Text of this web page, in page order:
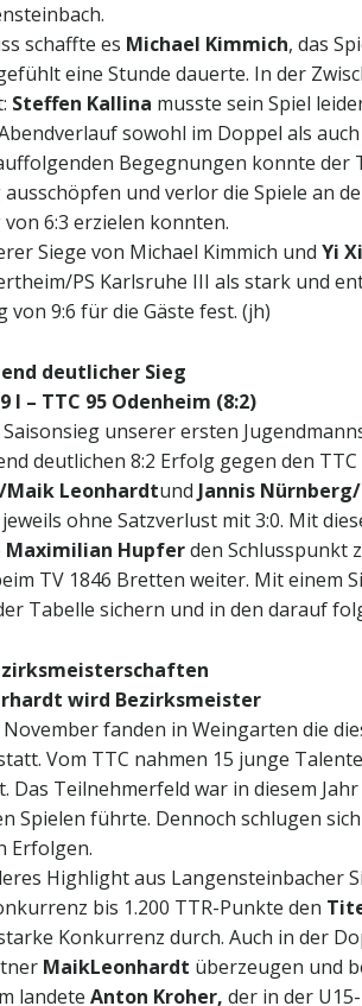
schaffte es Michael Kimmich, das
eine Stunde dauerte. In der
Steffen Kallina musste sein Spiel
sowohl im Doppel als
Begegnungen konnte der
und verlor die Spiele an
6:3 erzielen konnten.
Siege von Michael Kimmich und Yi
PS Karlsruhe III als stark und
von 9:6 für die Gäste fest. (jh)
deutlicher Sieg
I – TTC 95 Odenheim (8:2)
unserer ersten
deutlichen 8:2 Erfolg gegen den
Maik Leonhardtund Jannis
ohne Satzverlust mit 3:0. Mit
Maximilian Hupferden Schlusspunkt
TV 1846 Bretten weiter. Mit einem
Tabelle sichern und in den darauf
wird Bezirksmeister
November fanden in Weingarten die
Vom TTC nahmen 15 junge
Das Teilnehmerfeld war in diesem
Spielen führte. Dennoch schlugen
Erfolgen.
Highlight aus Langensteinbacher
bis 1.200 TTR-Punkte den
Konkurrenz durch. Auch in der
MaikLeonhardt überzeugen und
landete Anton Kroher, der in der